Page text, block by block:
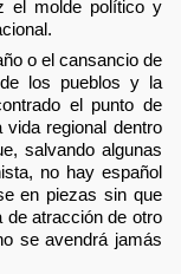
el molde político y
o el cansancio de
los pueblos y la
el punto de
vida regional dentro
salvando algunas
no hay español
en piezas sin que
de atracción de otro
se avendrá jamás